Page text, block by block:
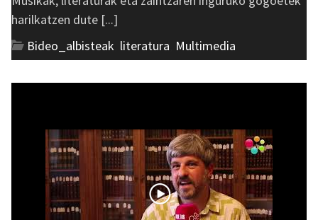
harilkatzen dute [...]
Bideo_albisteak literatura Multimedia